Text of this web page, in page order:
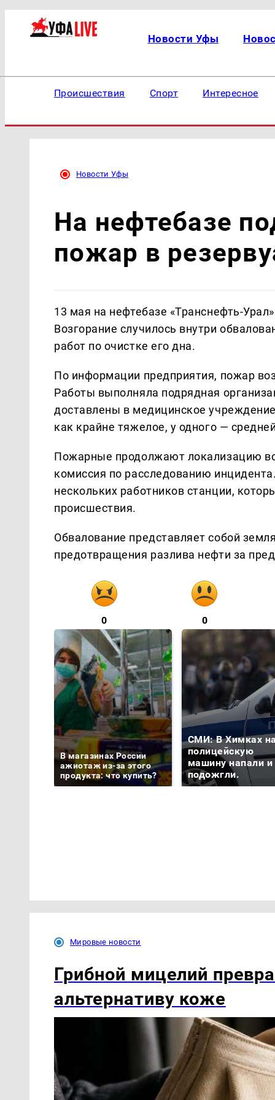
Новости Уфы
Происшествия Спорт Интересное
Новости Уфы
На нефтебазе
пожар в
13 мая на нефтебазе «Транснефть-
Возгорание случилось внутри
работ по очистке его дна.
По информации предприятия, пожар
Работы выполняла подрядная
доставлены в медицинское
как крайне тяжелое, у одного —
Пожарные продолжают локализацию
комиссия по расследованию
нескольких работников станции,
происшествия.
Обвалование представляет собой
предотвращения разлива нефти за
0 0
В магазинах России
ажиотаж из-за этого
продукта: что купить?
СМИ: В Химках
полицейскую
машину напали и
подожгли.
Мировые новости
Грибной мицелий
альтернативу коже